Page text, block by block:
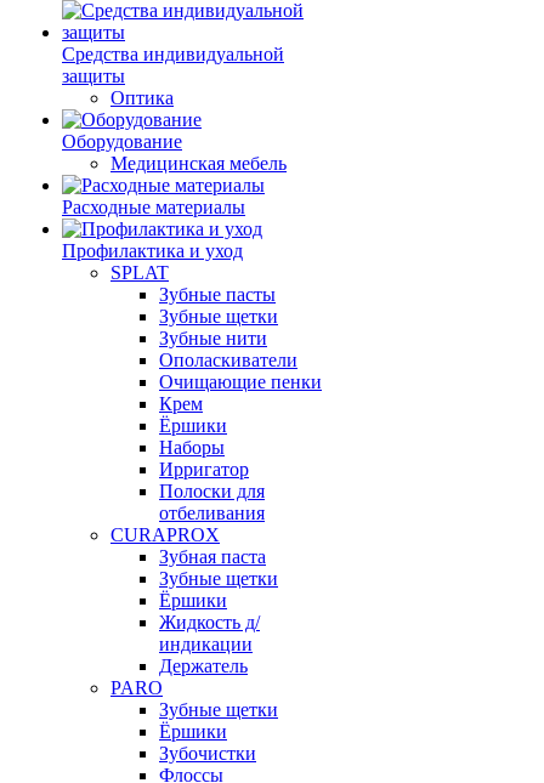
Средства индивидуальной
защиты
Оптика
Оборудование
Медицинская мебель
Расходные материалы
Профилактика и уход
SPLAT
Зубные пасты
Зубные щетки
Зубные нити
Ополаскиватели
Очищающие пенки
Крем
Ёршики
Наборы
Ирригатор
Полоски для
отбеливания
CURAPROX
Зубная паста
Зубные щетки
Ёршики
Жидкость д/
индикации
Держатель
PARO
Зубные щетки
Ёршики
Зубочистки
Флоссы